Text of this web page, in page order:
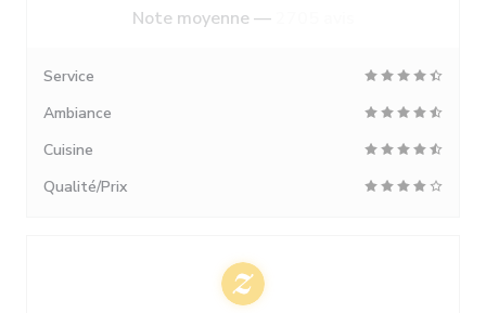
Note moyenne —
Service
Ambiance
Cuisine
Qualité/Prix